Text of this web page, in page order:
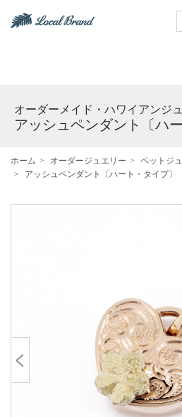
オーダーメイド・ハワイアンジ
アッシュペンダント〔ハ
ホーム オーダージュエリー
ペットジ
アッシュペンダント〔ハート・タイプ〕